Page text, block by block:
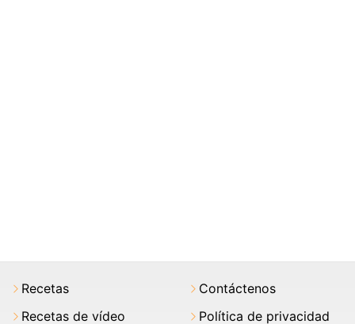
Recetas
Recetas de vídeo
Contáctenos
Política de privacidad